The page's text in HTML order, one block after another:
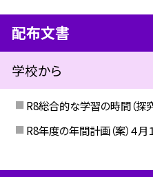
配布文書
学校から
R8総合的な学習の時間（探
R8年度の年間計画（案）４